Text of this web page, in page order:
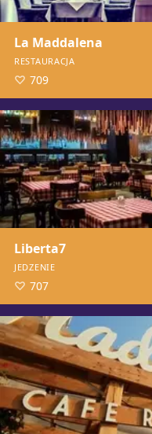
La Maddalena
RESTAURACJA
709
Liberta7
JEDZENIE
707